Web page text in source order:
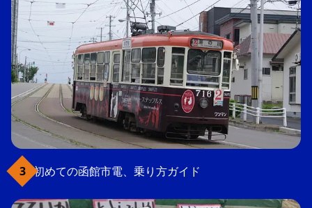
初めての函館市電、乗り方ガイド